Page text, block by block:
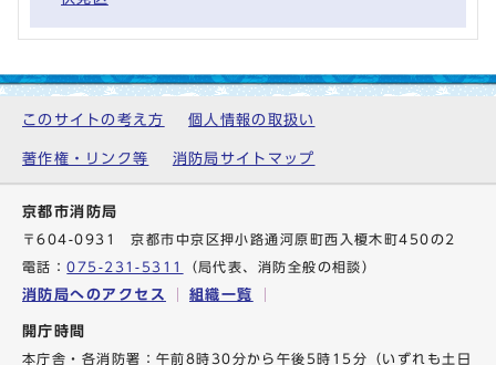
このサイトの考え方 個人情報の取扱い
著作権・リンク等 消防局サイトマップ
京都市消防局
〒604-0931 京都市中京区押小路通河原町西入榎木町450の2
電話：075-231-5311 （局代表、消防全般の相談）
消防局へのアクセス 組織一覧
開庁時間
本庁舎・各消防署：午前8時30分から午後5時15分（いずれも土日